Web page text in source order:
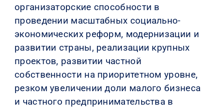
организаторские способности в
проведении масштабных социально-
экономических реформ, модернизации и
развитии страны, реализации крупных
проектов, развитии частной
собственности на приоритетном уровне,
резком увеличении доли малого бизнеса
и частного предпринимательства в